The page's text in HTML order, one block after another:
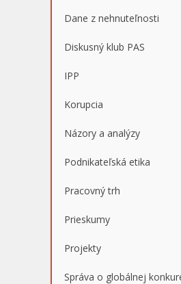
Dane z nehnuteľnosti
Diskusný klub PAS
IPP
Korupcia
Názory a analýzy
Podnikateľská etika
Pracovný trh
Prieskumy
Projekty
Správa o globálnej